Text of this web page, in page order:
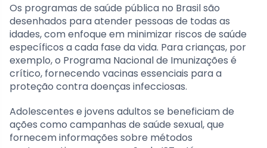
Os programas de saúde pública no Brasil são
desenhados para atender pessoas de todas as
idades, com enfoque em minimizar riscos de saúde
específicos a cada fase da vida. Para crianças, por
exemplo, o Programa Nacional de Imunizações é
crítico, fornecendo vacinas essenciais para a
proteção contra doenças infecciosas.
Adolescentes e jovens adultos se beneficiam de
ações como campanhas de saúde sexual, que
fornecem informações sobre métodos